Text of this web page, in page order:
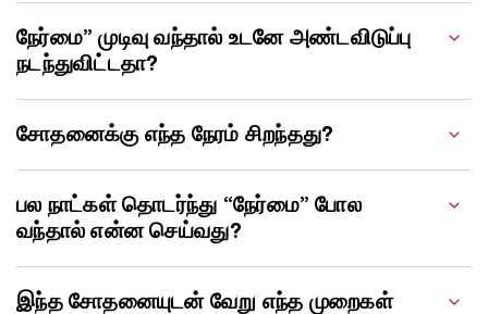
நேர்மை” முடிவு வந்தால் உடனே அண்டவிடுப்பு
நடந்துவிட்டதா?
சோதனைக்கு எந்த நேரம் சிறந்தது?
பல நாட்கள் தொடர்ந்து “நேர்மை” போல
வந்தால் என்ன செய்வது?
இந்த சோதனையுடன் வேறு எந்த முறைகள்